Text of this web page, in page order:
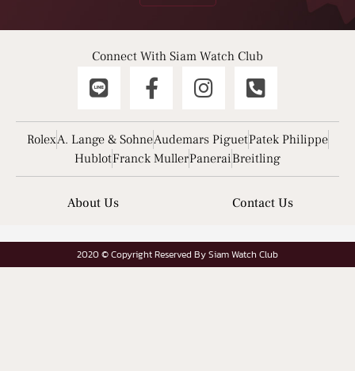
Connect With Siam Watch Club
RolexA. Lange & SohneAudemars PiguetPatek Philippe
HublotFranck MullerPaneraiBreitling
About Us Contact Us
2020 © Copyright Reserved By Siam Watch Club